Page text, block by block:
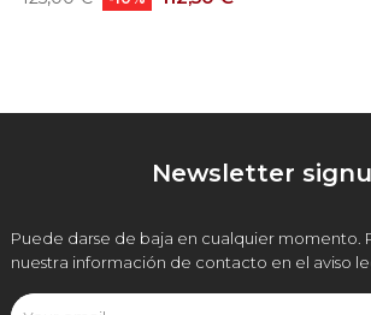
Newsletter
Puede darse de baja en cualquier momento.
nuestra información de contacto en el aviso